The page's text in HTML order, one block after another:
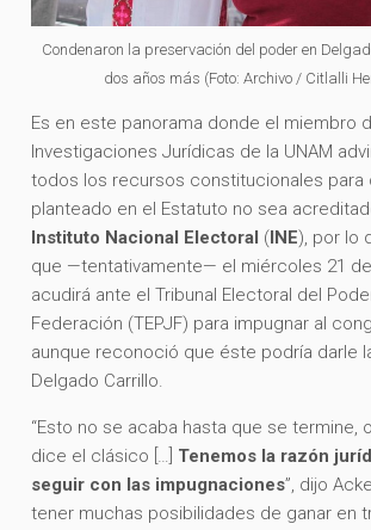
Condenaron la preservación del poder en
dos años más (Foto: Archivo / Citlalli
Es en este panorama donde el miembro
Investigaciones Jurídicas de la UNAM
todos los recursos constitucionales para
planteado en el Estatuto no sea
Instituto Nacional Electoral (INE), por lo
que —tentativamente— el miércoles 21
acudirá ante el Tribunal Electoral del
Federación (TEPJF) para impugnar al
aunque reconoció que éste podría darle
Delgado Carrillo.
“Esto no se acaba hasta que se termine,
dice el clásico […] Tenemos la razón
seguir con las impugnaciones”, dijo
tener muchas posibilidades de ganar en